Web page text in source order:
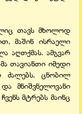
თავს მხოლოდ
მაშინ ისრაელი
აღთქმას. ამგვარ
თავიანთი იმედი
ძალებს. ცნობილ
მნიშვნელოვანი
მტრებს მაინც